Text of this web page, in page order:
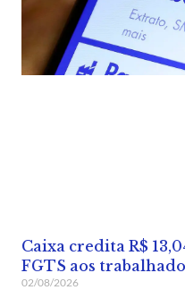
Caixa credita R$
FGTS aos
02/08/2026